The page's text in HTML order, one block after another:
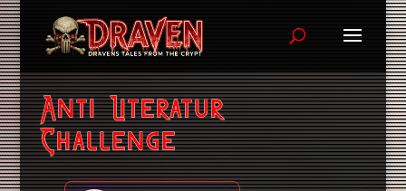
Anti Literatur
Challenge